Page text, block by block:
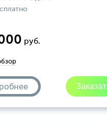
руб.